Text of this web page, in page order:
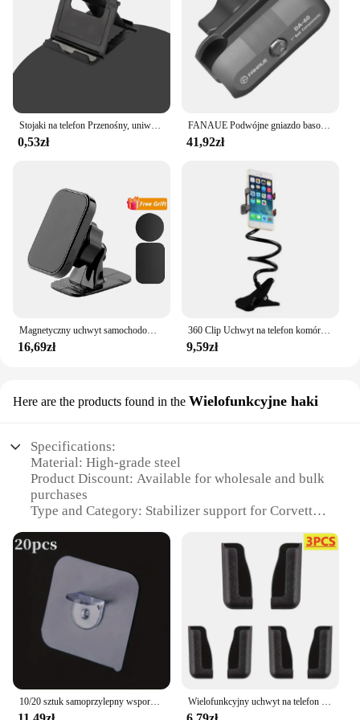
Stojaki na telefon Przenośny, uniwersalny, składany plastikowy uchwyt na telefon Obsługa tabletu i komputera dla iPada IPhone Samsung Xiaomi Huawei Vivo
0,53zł
FANAUE Podwójne gniazdo basowe Podpórka na ramię Samochodowy uchwyt na telefon komórkowy Motocykl Motocykl 1-calowy echosonda z kulką do montażu Ram
41,92zł
Magnetyczny uchwyt samochodowy na telefon stojak 360 stopni komórka mobilna Air Vent magnes góra GPS wsparcie dla iPhone Xiaomi Samsung Huawei
16,69zł
360 Clip Uchwyt na telefon komórkowy Stojak Przenośny Elastyczny Leniwy Łóżko Uchwyt na biurko Smartfony Stojak na biurko Podstawa 70 cm
9,59zł
Here are the products found in the Wielofunkcyjne haki
Specifications:
Material: High-grade steel
Product Discount: Available for wholesale and bulk
purchases
Type and Category: Stabilizer support for Corvette
Design and Style: Sleek and functional design
Usage and Purpose: Enhances vehicle stability and
handling
Typical Adaptive Scenario: Ideal for Corvette C3
owners seeking improved performance
Shape or Size or Weight or Quantity: Lightweight
and easy to install
Performance and Property: Durable and robust
Features:
10/20 sztuk samoprzylepny wspornik półki nieperforowana szafa mocna warstwa przegrody stały hak do pasty akcesoria kuchenne do domu Wielofunkcyjny uchwyt na telefon komórkowy Uchwyt samochodowy Stojak samoprzylepny Uchwyt na deskę rozdzielczą Obsługa telefonu komórkowego w akcesoriach do wnętrza samochodu